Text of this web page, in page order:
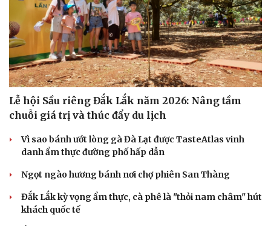
Tư vấn
Săn Tour
check-in
Câu chuyện thời sự
Đọc truyện đêm khuya
Cửa sổ tình yêu
Kể chuyện cho bé
Hạt giống tâm hồn
Lễ hội Sầu riêng Đắk Lắk năm 2026: Nâng tầm
chuỗi giá trị và thúc đẩy du lịch
Vì sao bánh ướt lòng gà Đà Lạt được TasteAtlas vinh
danh ẩm thực đường phố hấp dẫn
Ngọt ngào hương bánh nơi chợ phiên San Thàng
Đắk Lắk kỳ vọng ẩm thực, cà phê là "thỏi nam châm" hút
khách quốc tế